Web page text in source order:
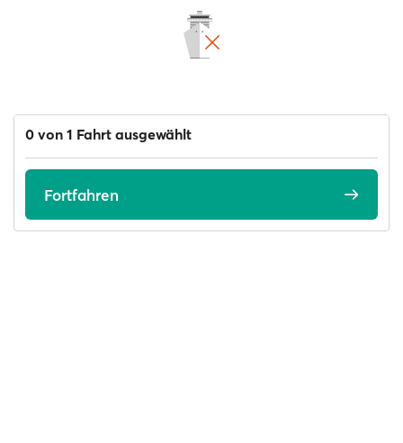
0 von 1 Fahrt ausgewählt
Fortfahren